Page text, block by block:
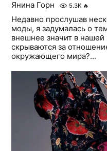
Янина Горн 5.3K 🔥
Недавно прослушав
моды, я задумалась о
внешнее значит в
скрываются за
окружающего мира?...